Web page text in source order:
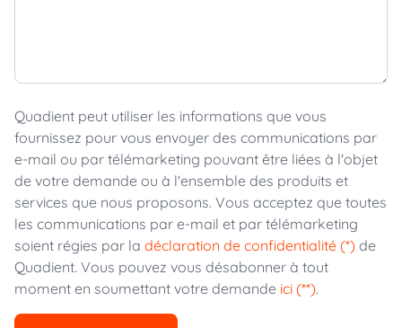
Quadient peut utiliser les informations que vous
fournissez pour vous envoyer des communications par
e-mail ou par télémarketing pouvant être liées à l'objet
de votre demande ou à l'ensemble des produits et
services que nous proposons. Vous acceptez que toutes
les communications par e-mail et par télémarketing
soient régies par la déclaration de confidentialité (*) de
Quadient. Vous pouvez vous désabonner à tout
moment en soumettant votre demande ici (**).